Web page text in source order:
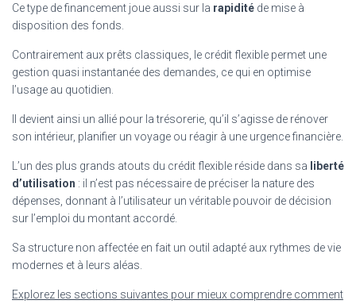
Ce type de financement joue aussi sur la rapidité de mise à
disposition des fonds.
Contrairement aux prêts classiques, le crédit flexible permet une
gestion quasi instantanée des demandes, ce qui en optimise
l’usage au quotidien.
Il devient ainsi un allié pour la trésorerie, qu’il s’agisse de rénover
son intérieur, planifier un voyage ou réagir à une urgence financière.
L’un des plus grands atouts du crédit flexible réside dans sa liberté
d’utilisation : il n’est pas nécessaire de préciser la nature des
dépenses, donnant à l’utilisateur un véritable pouvoir de décision
sur l’emploi du montant accordé.
Sa structure non affectée en fait un outil adapté aux rythmes de vie
modernes et à leurs aléas.
Explorez les sections suivantes pour mieux comprendre comment